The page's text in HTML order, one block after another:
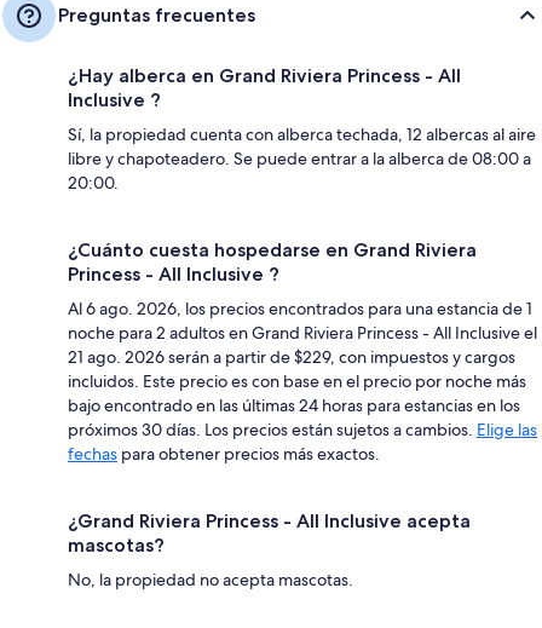
Preguntas frecuentes
¿Hay alberca en Grand Riviera Princess - All
Inclusive ?
Sí, la propiedad cuenta con alberca techada, 12 albercas al aire
libre y chapoteadero. Se puede entrar a la alberca de 08:00 a
20:00.
¿Cuánto cuesta hospedarse en Grand Riviera
Princess - All Inclusive ?
Al 6 ago. 2026, los precios encontrados para una estancia de 1
noche para 2 adultos en Grand Riviera Princess - All Inclusive el
21 ago. 2026 serán a partir de $229, con impuestos y cargos
incluidos. Este precio es con base en el precio por noche más
bajo encontrado en las últimas 24 horas para estancias en los
próximos 30 días. Los precios están sujetos a cambios. Elige las
fechas para obtener precios más exactos.
¿Grand Riviera Princess - All Inclusive acepta
mascotas?
No, la propiedad no acepta mascotas.